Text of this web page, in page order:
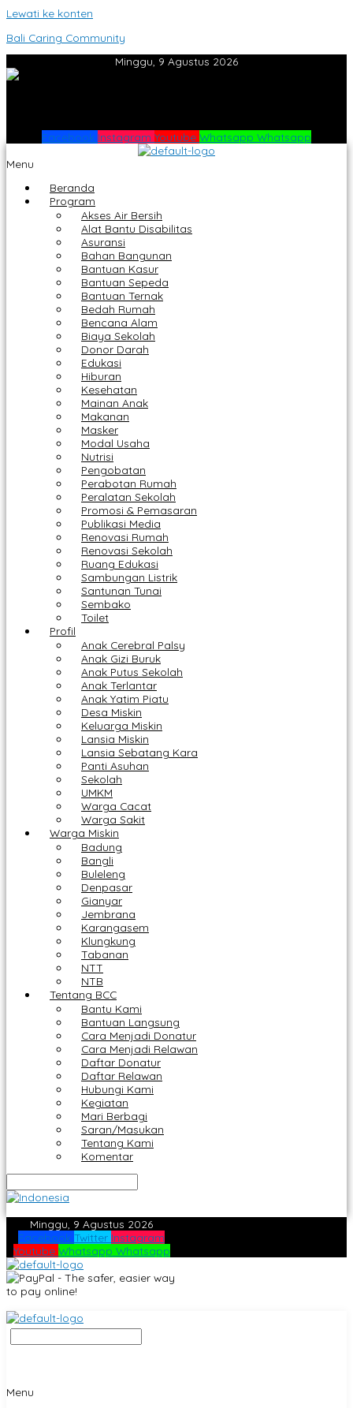
Lewati ke konten
Bali Caring Community
Minggu, 9 Agustus 2026
Facebook Instagram Youtube Whatsapp Whatsapp
Menu
Beranda
Program
Akses Air Bersih
Alat Bantu Disabilitas
Asuransi
Bahan Bangunan
Bantuan Kasur
Bantuan Sepeda
Bantuan Ternak
Bedah Rumah
Bencana Alam
Biaya Sekolah
Donor Darah
Edukasi
Hiburan
Kesehatan
Mainan Anak
Makanan
Masker
Modal Usaha
Nutrisi
Pengobatan
Perabotan Rumah
Peralatan Sekolah
Promosi & Pemasaran
Publikasi Media
Renovasi Rumah
Renovasi Sekolah
Ruang Edukasi
Sambungan Listrik
Santunan Tunai
Sembako
Toilet
Profil
Anak Cerebral Palsy
Anak Gizi Buruk
Anak Putus Sekolah
Anak Terlantar
Anak Yatim Piatu
Desa Miskin
Keluarga Miskin
Lansia Miskin
Lansia Sebatang Kara
Panti Asuhan
Sekolah
UMKM
Warga Cacat
Warga Sakit
Warga Miskin
Badung
Bangli
Buleleng
Denpasar
Gianyar
Jembrana
Karangasem
Klungkung
Tabanan
NTT
NTB
Tentang BCC
Bantu Kami
Bantuan Langsung
Cara Menjadi Donatur
Cara Menjadi Relawan
Daftar Donatur
Daftar Relawan
Hubungi Kami
Kegiatan
Mari Berbagi
Saran/Masukan
Tentang Kami
Komentar
Minggu, 9 Agustus 2026
Facebook Twitter Instagram
Youtube Whatsapp Whatsapp
Menu